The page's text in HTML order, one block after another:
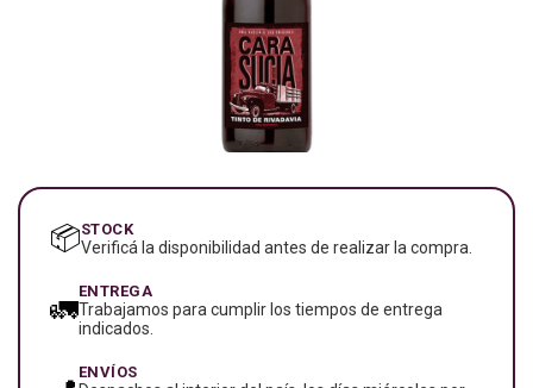
📦STOCK
Verificá la disponibilidad antes de realizar la compra.
🚛
ENTREGA
Trabajamos para cumplir los tiempos de entrega
indicados.
ENVÍOS